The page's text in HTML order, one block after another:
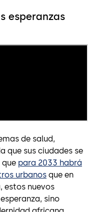
esperanzas
de salud,
que sus ciudades se
que para 2033 habrá
urbanos que en
estos nuevos
sino